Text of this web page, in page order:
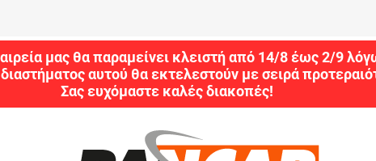
μας θα παραμείνει κλειστή από 14/8 έως 2/9
αυτού θα εκτελεστούν με σειρά
Σας ευχόμαστε καλές διακοπές!